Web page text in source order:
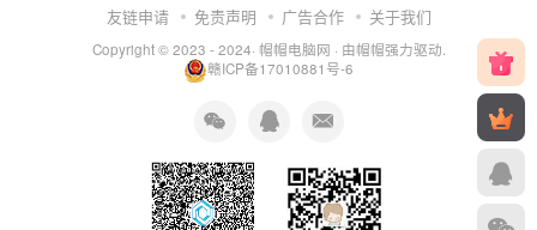
友链申请 免责声明 广告合作 关于我们
Copyright © 2023 - 2024· 帽帽电脑网 · 由帽帽强力驱动.
赣ICP备17010881号-6